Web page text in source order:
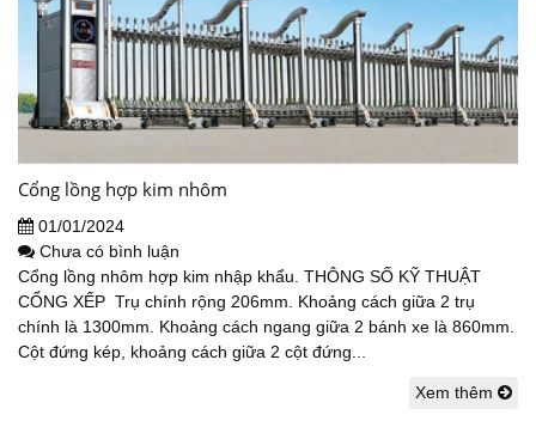
Cổng lồng hợp kim nhôm
01/01/2024
Chưa có bình luận
Cổng lồng nhôm hợp kim nhập khẩu. THÔNG SỐ KỸ THUẬT
CỔNG XẾP Trụ chính rộng 206mm. Khoảng cách giữa 2 trụ
chính là 1300mm. Khoảng cách ngang giữa 2 bánh xe là 860mm.
Cột đứng kép, khoảng cách giữa 2 cột đứng...
Xem thêm